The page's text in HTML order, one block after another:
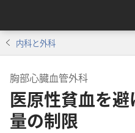
内科と外科
胸部心臓血管外科
医原性貧血を
量の制限